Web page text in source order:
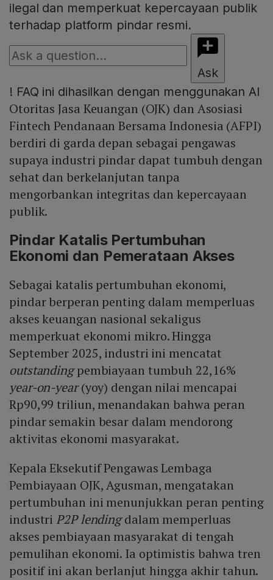
ilegal dan memperkuat kepercayaan publik
terhadap platform pindar resmi.
Ask
! FAQ ini dihasilkan dengan menggunakan AI
Otoritas Jasa Keuangan (OJK) dan Asosiasi
Fintech Pendanaan Bersama Indonesia (AFPI)
berdiri di garda depan sebagai pengawas
supaya industri pindar dapat tumbuh dengan
sehat dan berkelanjutan tanpa
mengorbankan integritas dan kepercayaan
publik.
Pindar Katalis Pertumbuhan
Ekonomi dan Pemerataan Akses
Sebagai katalis pertumbuhan ekonomi,
pindar berperan penting dalam memperluas
akses keuangan nasional sekaligus
memperkuat ekonomi mikro. Hingga
September 2025, industri ini mencatat
outstandingpembiayaan tumbuh 22,16%
year-on-year(yoy) dengan nilai mencapai
Rp90,99 triliun, menandakan bahwa peran
pindar semakin besar dalam mendorong
aktivitas ekonomi masyarakat.
Kepala Eksekutif Pengawas Lembaga
Pembiayaan OJK, Agusman, mengatakan
pertumbuhan ini menunjukkan peran penting
industri P2P lendingdalam memperluas
akses pembiayaan masyarakat di tengah
pemulihan ekonomi. Ia optimistis bahwa tren
positif ini akan berlanjut hingga akhir tahun.